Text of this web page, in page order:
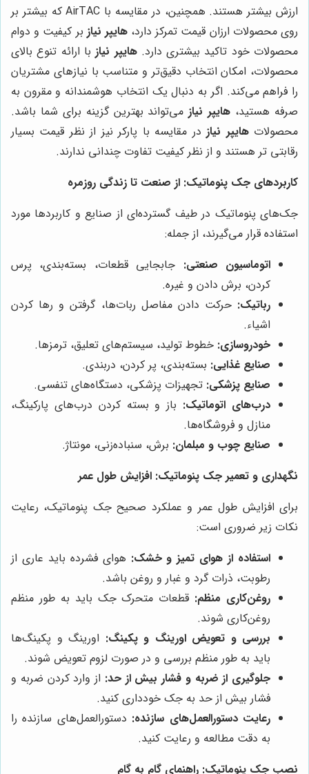
ارزش بیشتر هستند. همچنین، در مقایسه با AirTAC که بیشتر بر
روی محصولات ارزان قیمت تمرکز دارد،هایپر نیاز بر کیفیت و دوام
محصولات خود تاکید بیشتری دارد.هایپر نیازبا ارائه تنوع بالای
محصولات، امکان انتخاب دقیق‌تر و متناسب با نیازهای مشتریان
را فراهم می‌کند. اگر به دنبال یک انتخاب هوشمندانه و مقرون به
صرفه هستید، هایپر نیازمی‌تواند بهترین گزینه برای شما باشد.
محصولاتهایپر نیازدر مقایسه با پارکر نیز از نظر قیمت بسیار
رقابتی تر هستند و از نظر کیفیت تفاوت چندانی ندارند.
کاربردهای جک پنوماتیک: از صنعت تا زندگی روزمره
جک‌های پنوماتیک در طیف گسترده‌ای از صنایع و کاربردها مورد
استفاده قرار می‌گیرند، از جمله:
اتوماسیون صنعتی: جابجایی قطعات، بسته‌بندی، پرس
کردن، برش دادن و غیره.
رباتیک: حرکت دادن مفاصل ربات‌ها، گرفتن و رها کردن
اشیاء.
خودروسازی: خطوط تولید، سیستم‌های تعلیق، ترمزها.
صنایع غذایی: بسته‌بندی، پر کردن، دربندی.
صنایع پزشکی: تجهیزات پزشکی، دستگاه‌های تنفسی.
درب‌های اتوماتیک: باز و بسته کردن درب‌های پارکینگ،
منازل و فروشگاه‌ها.
صنایع چوب و مبلمان: برش، سنباده‌زنی، مونتاژ.
نگهداری و تعمیر جک پنوماتیک: افزایش طول عمر
برای افزایش طول عمر و عملکرد صحیح جک پنوماتیک، رعایت
نکات زیر ضروری است:
استفاده از هوای تمیز و خشک: هوای فشرده باید عاری از
رطوبت، ذرات گرد و غبار و روغن باشد.
روغن‌کاری منظم: قطعات متحرک جک باید به طور منظم
روغن‌کاری شوند.
بررسی و تعویض اورینگ و پکینگ: اورینگ و پکینگ‌ها
باید به طور منظم بررسی و در صورت لزوم تعویض شوند.
جلوگیری از ضربه و فشار بیش از حد: از وارد کردن ضربه و
فشار بیش از حد به جک خودداری کنید.
رعایت دستورالعمل‌های سازنده: دستورالعمل‌های سازنده را
به دقت مطالعه و رعایت کنید.
نصب جک پنوماتیک: راهنمای گام به گام